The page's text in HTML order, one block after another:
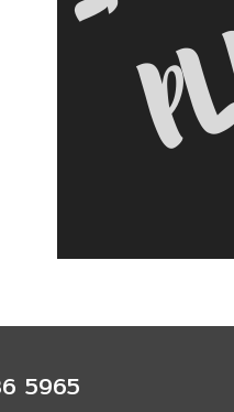
5965